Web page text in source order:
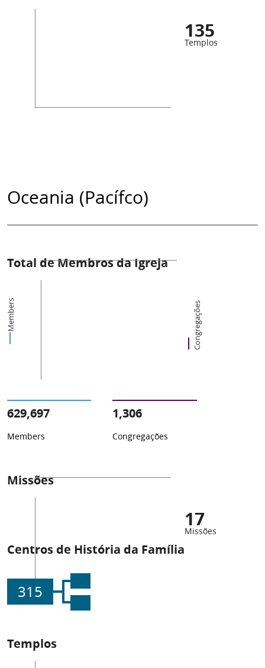
135
Templos
Oceania (Pacífco)
Total de Membros da Igreja
Members Congregações
629,697
Members
1,306
Congregações
Missões
17
Missões
Centros de História da Família
315
Templos